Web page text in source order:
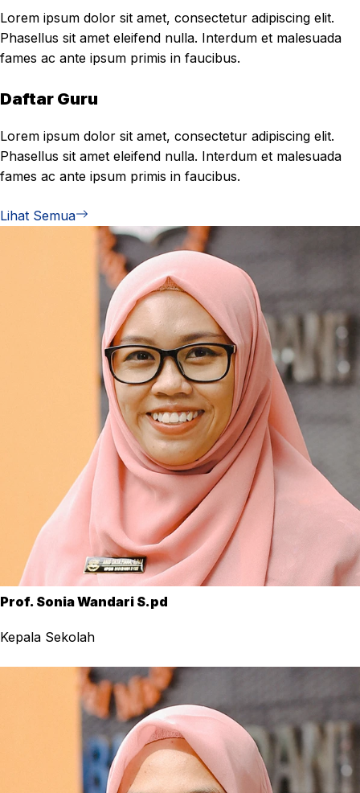
Lorem ipsum dolor sit amet, consectetur adipiscing elit.
Phasellus sit amet eleifend nulla. Interdum et malesuada
fames ac ante ipsum primis in faucibus.
Daftar Guru
Lorem ipsum dolor sit amet, consectetur adipiscing elit.
Phasellus sit amet eleifend nulla. Interdum et malesuada
fames ac ante ipsum primis in faucibus.
Lihat Semua
Prof. Sonia Wandari S.pd
Kepala Sekolah